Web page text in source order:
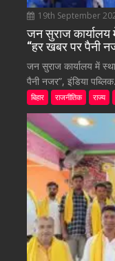
19th September
जन सुराज
“हर खबर पर पैनी
जन सुराज कार्यालय में
पैनी नजर”, इंडिया
बिहार राजनीतिक राज्य